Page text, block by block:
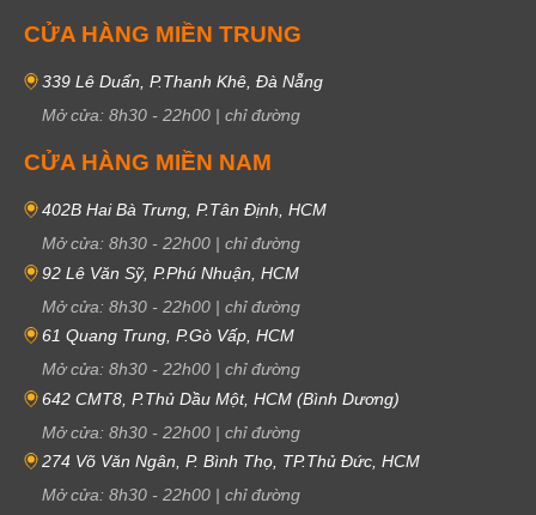
CỬA HÀNG MIỀN TRUNG
339 Lê Duẩn, P.Thanh Khê, Đà Nẵng
Mở cửa: 8h30 - 22h00 | chỉ đường
CỬA HÀNG MIỀN NAM
402B Hai Bà Trưng, P.Tân Định, HCM
Mở cửa: 8h30 - 22h00 | chỉ đường
92 Lê Văn Sỹ, P.Phú Nhuận, HCM
Mở cửa: 8h30 - 22h00 | chỉ đường
61 Quang Trung, P.Gò Vấp, HCM
Mở cửa: 8h30 - 22h00 | chỉ đường
642 CMT8, P.Thủ Dầu Một, HCM (Bình Dương)
Mở cửa: 8h30 - 22h00 | chỉ đường
274 Võ Văn Ngân, P. Bình Thọ, TP.Thủ Đức, HCM
Mở cửa: 8h30 - 22h00 | chỉ đường